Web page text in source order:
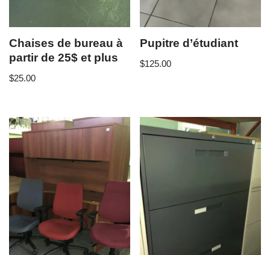
Chaises de bureau à
partir de 25$ et plus
$25.00
Pupitre d’étudiant
$125.00